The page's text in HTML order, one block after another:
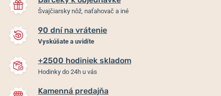
Švajčiarsky nôž, naťahovač a iné
90 dní na vrátenie
Vyskúšate a uvidíte
+2500 hodiniek skladom
Hodinky do 24h u vás
Kamenná predajňa